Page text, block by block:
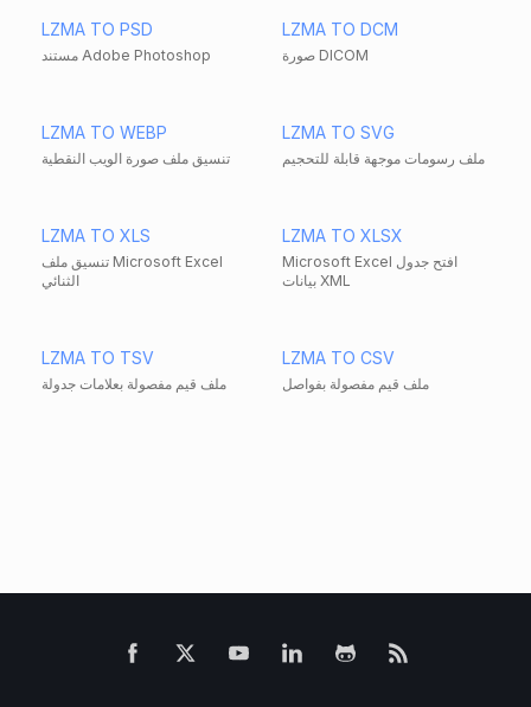
LZMA TO PSD
مستند Adobe Photoshop
LZMA TO DCM
صورة DICOM
LZMA TO WEBP
تنسيق ملف صورة الويب النقطية
LZMA TO SVG
ملف رسومات موجهة قابلة للتحجيم
LZMA TO XLS
تنسيق ملف Microsoft Excel
الثنائي
LZMA TO XLSX
Microsoft Excel افتح جدول
بيانات XML
LZMA TO TSV
ملف قيم مفصولة بعلامات جدولة
LZMA TO CSV
ملف قيم مفصولة بفواصل